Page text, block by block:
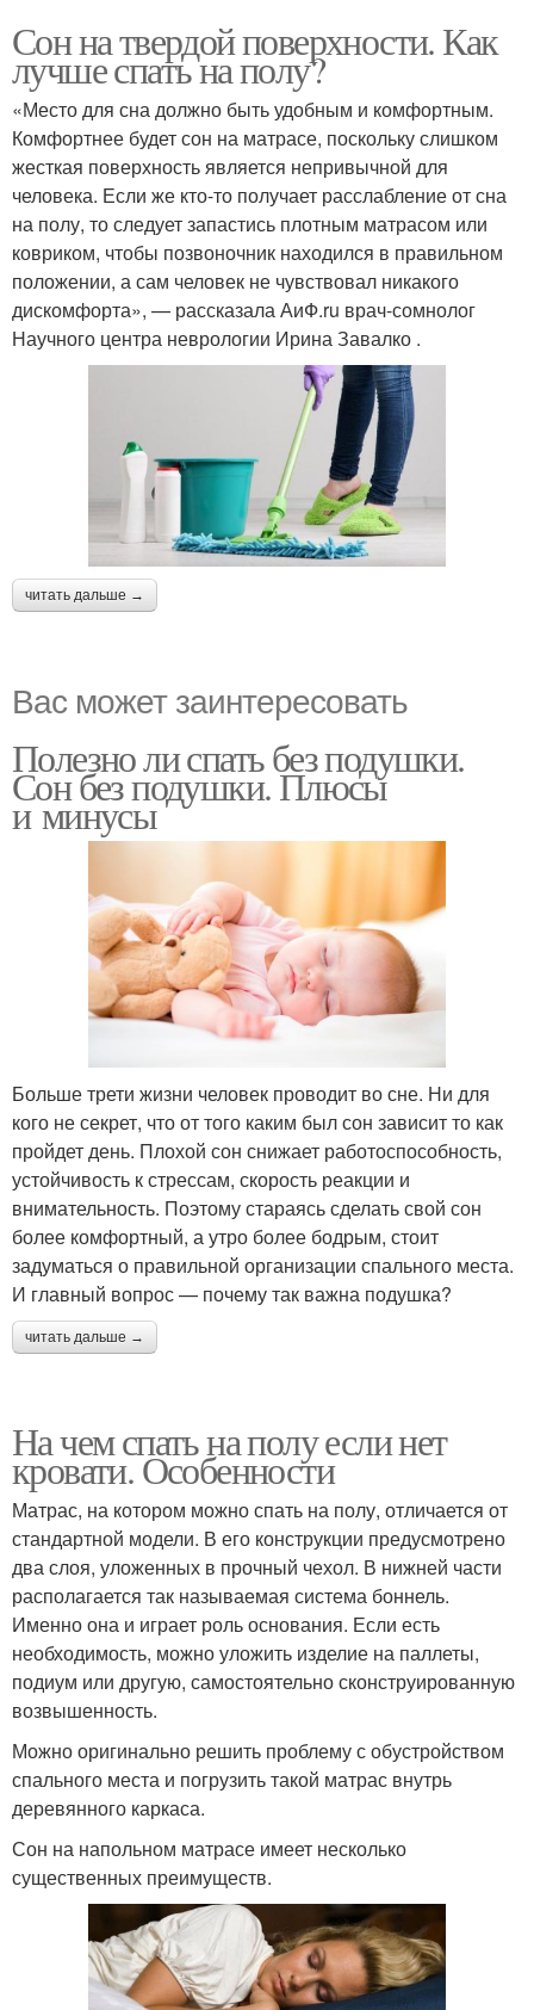
Сон на твердой поверхности. Как
лучше спать на полу?
«Место для сна должно быть удобным и комфортным.
Комфортнее будет сон на матрасе, поскольку слишком
жесткая поверхность является непривычной для
человека. Если же кто-то получает расслабление от сна
на полу, то следует запастись плотным матрасом или
ковриком, чтобы позвоночник находился в правильном
положении, а сам человек не чувствовал никакого
дискомфорта», — рассказала АиФ.ru врач-сомнолог
Научного центра неврологии Ирина Завалко .
читать дальше →
Вас может заинтересовать
Полезно ли спать без подушки.
Сон без подушки. Плюсы
и минусы
Больше трети жизни человек проводит во сне. Ни для
кого не секрет, что от того каким был сон зависит то как
пройдет день. Плохой сон снижает работоспособность,
устойчивость к стрессам, скорость реакции и
внимательность. Поэтому стараясь сделать свой сон
более комфортный, а утро более бодрым, стоит
задуматься о правильной организации спального места.
И главный вопрос — почему так важна подушка?
читать дальше →
На чем спать на полу если нет
кровати. Особенности
Матрас, на котором можно спать на полу, отличается от
стандартной модели. В его конструкции предусмотрено
два слоя, уложенных в прочный чехол. В нижней части
располагается так называемая система боннель.
Именно она и играет роль основания. Если есть
необходимость, можно уложить изделие на паллеты,
подиум или другую, самостоятельно сконструированную
возвышенность.
Можно оригинально решить проблему с обустройством
спального места и погрузить такой матрас внутрь
деревянного каркаса.
Сон на напольном матрасе имеет несколько
существенных преимуществ.